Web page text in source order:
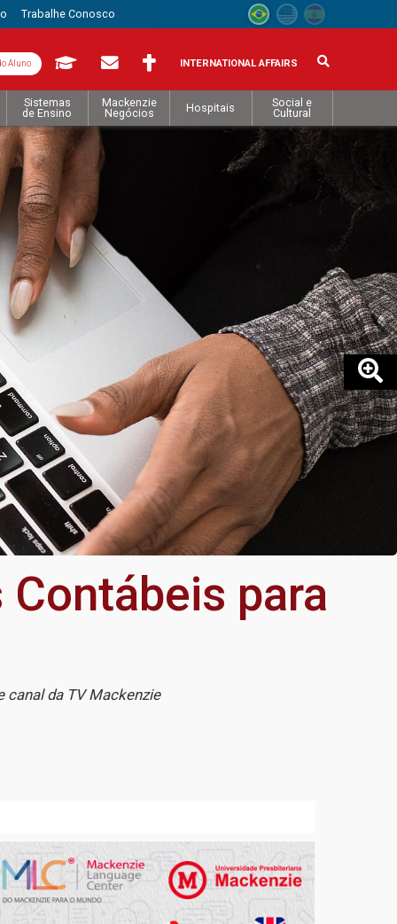
Trabalhe Conosco
Aluno INTERNATIONAL AFFAIRS
Sistemas
de Ensino
Mackenzie
Negócios
Hospitais
Social e
Cultural
para
canal da TV Mackenzie